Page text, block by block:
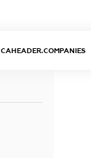
CAHEADER.COMPANIES